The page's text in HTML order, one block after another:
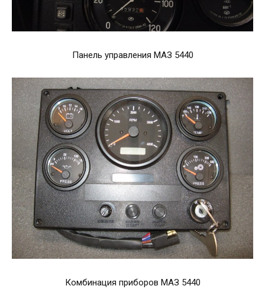
Панель управления МАЗ 5440
Комбинация приборов МАЗ 5440